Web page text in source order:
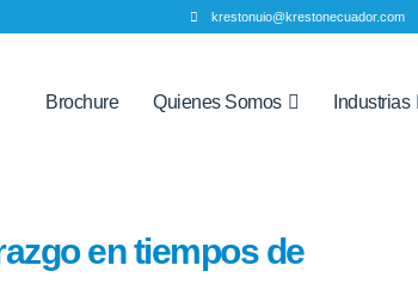
krestonuio@krestonecuador.com
Brochure Quienes Somos Industrias
en tiempos de